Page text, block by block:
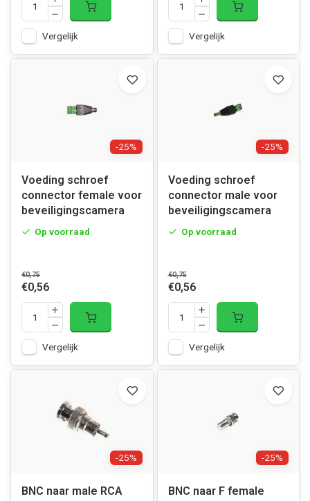
Vergelijk Vergelijk
-25%
Voeding schroef
connector female voor
beveiligingscamera
Op voorraad
€0,75
€0,56
Vergelijk
-25%
Voeding schroef
connector male voor
beveiligingscamera
Op voorraad
€0,75
€0,56
Vergelijk
-25%
BNC naar male RCA
-25%
BNC naar F female